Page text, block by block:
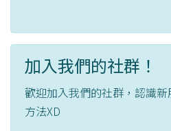
加入我們的社群！
歡迎加入我們的社群，認識
方法XD